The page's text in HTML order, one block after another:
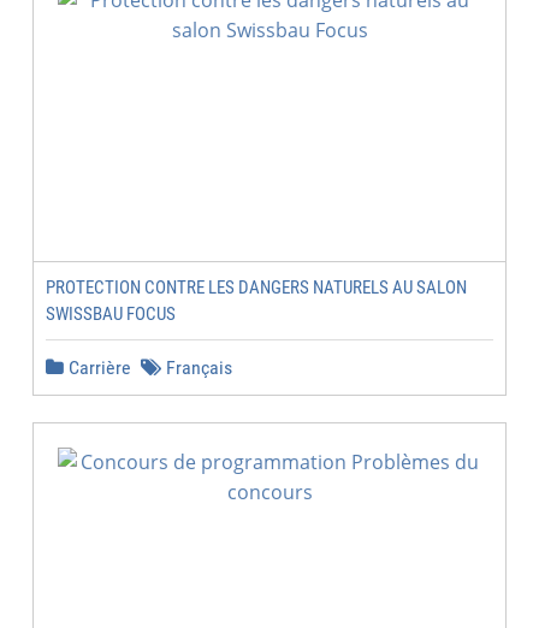
PROTECTION CONTRE LES DANGERS NATURELS AU SALON
SWISSBAU FOCUS
Carrière Français